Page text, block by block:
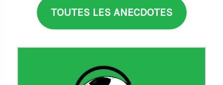
TOUTES LES ANECDOTES